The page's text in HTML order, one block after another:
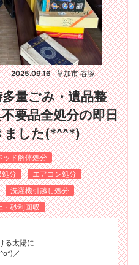
2025.09.16 草加市 谷塚
量ごみ・遺品整
要品全処分の即日
ました(*^^*)
ッド解体処分
処分
エアコン処分
洗濯機引越し処分
・砂利回収
る太陽に
／